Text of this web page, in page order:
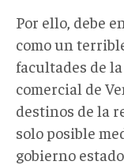
Por ello, debe
como un
facultades de
comercial de
destinos de la
solo posible
gobierno